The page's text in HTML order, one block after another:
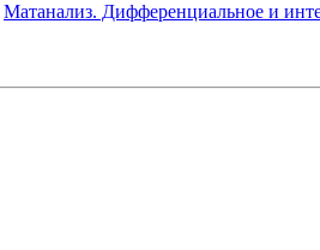
Матанализ. Дифференциальное и